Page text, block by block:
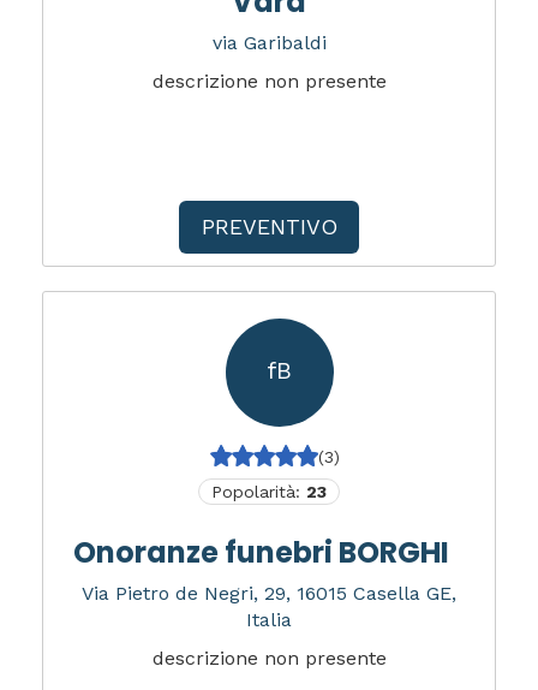
via Garibaldi
descrizione non presente
PREVENTIVO
fB
(3)
Popolarità: 23
Onoranze funebri BORGHI
Via Pietro de Negri, 29, 16015 Casella GE,
Italia
descrizione non presente